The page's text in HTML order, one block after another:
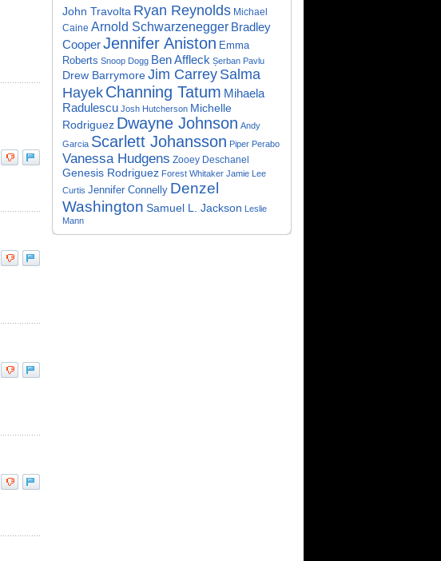
John Travolta Ryan Reynolds Michael
Caine Arnold Schwarzenegger Bradley
CooperJennifer Aniston Emma
Roberts Snoop Dogg Ben Affleck Șerban Pavlu
Drew Barrymore Jim Carrey Salma
Hayek Channing Tatum Mihaela
Radulescu Josh Hutcherson Michelle
Rodriguez Dwayne Johnson Andy
Garcia Scarlett Johansson Piper Perabo
Vanessa Hudgens Zooey Deschanel
Genesis Rodriguez Forest Whitaker Jamie Lee
Curtis Jennifer Connelly Denzel
Washington Samuel L. Jackson Leslie
Mann